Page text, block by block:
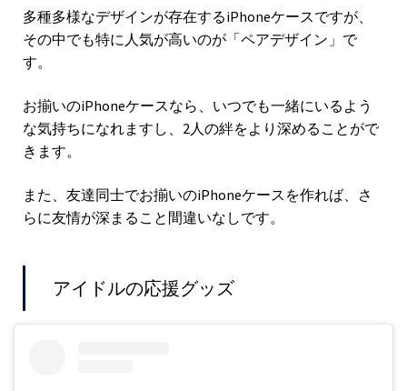
多種多様なデザインが存在するiPhoneケースですが、
その中でも特に人気が高いのが「ペアデザイン」で
す。
お揃いのiPhoneケースなら、いつでも一緒にいるよう
な気持ちになれますし、2人の絆をより深めることがで
きます。
また、友達同士でお揃いのiPhoneケースを作れば、さ
らに友情が深まること間違いなしです。
アイドルの応援グッズ